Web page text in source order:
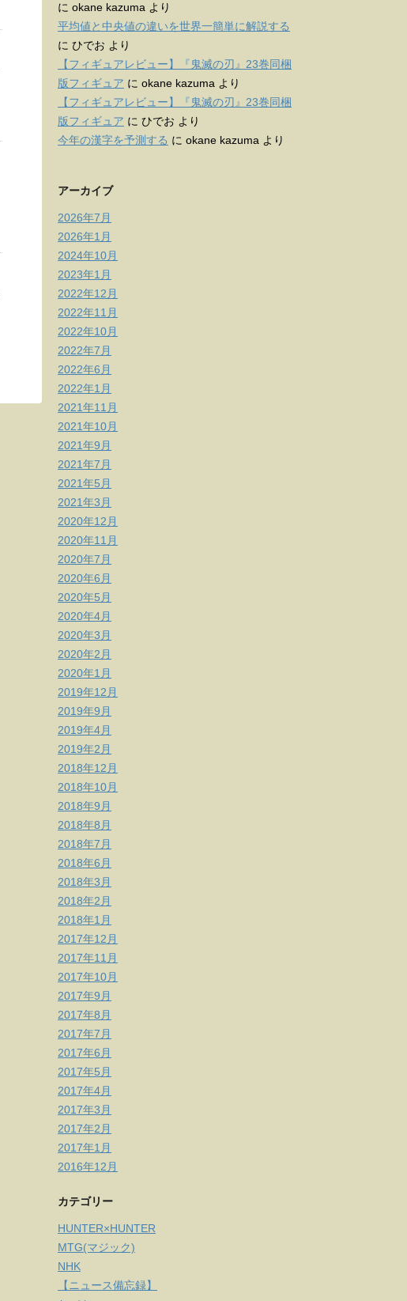
に okane kazuma より
平均値と中央値の違いを世界一簡単に解説する
に ひでお より
【フィギュアレビュー】『鬼滅の刃』23巻同梱
版フィギュア に okane kazuma より
【フィギュアレビュー】『鬼滅の刃』23巻同梱
版フィギュア に ひでお より
今年の漢字を予測する に okane kazuma より
アーカイブ
2026年7月
2026年1月
2024年10月
2023年1月
2022年12月
2022年11月
2022年10月
2022年7月
2022年6月
2022年1月
2021年11月
2021年10月
2021年9月
2021年7月
2021年5月
2021年3月
2020年12月
2020年11月
2020年7月
2020年6月
2020年5月
2020年4月
2020年3月
2020年2月
2020年1月
2019年12月
2019年9月
2019年4月
2019年2月
2018年12月
2018年10月
2018年9月
2018年8月
2018年7月
2018年6月
2018年3月
2018年2月
2018年1月
2017年12月
2017年11月
2017年10月
2017年9月
2017年8月
2017年7月
2017年6月
2017年5月
2017年4月
2017年3月
2017年2月
2017年1月
2016年12月
カテゴリー
HUNTER×HUNTER
MTG(マジック)
NHK
【ニュース備忘録】